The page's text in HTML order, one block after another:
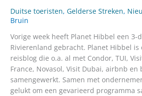
Duitse toeristen, Gelderse Streken,
Bruin
Vorige week heeft Planet Hibbel een 3-
Rivierenland gebracht. Planet Hibbel
reisblog die o.a. al met Condor, TUI,
France, Novasol, Visit Dubai, airbnb en
samengewerkt. Samen met
gelukt om een gevarieerd programma
Duitse
Planet
Hibbel